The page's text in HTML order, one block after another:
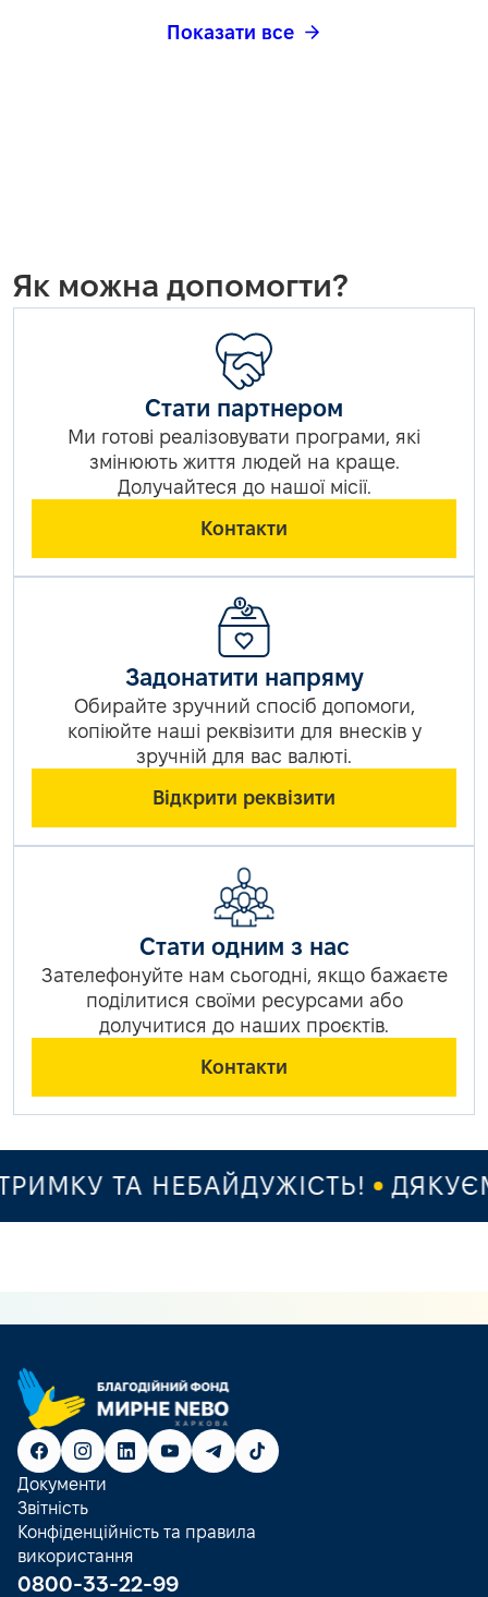
Показати все
Як можна допомогти?
Стати партнером
Ми готові реалізовувати програми, які
змінюють життя людей на краще.
Долучайтеся до нашої місії.
Контакти
Задонатити напряму
Обирайте зручний спосіб допомоги,
копіюйте наші реквізити для внесків у
зручній для вас валюті.
Відкрити реквізити
Стати одним з нас
Зателефонуйте нам сьогодні, якщо бажаєте
поділитися своїми ресурсами або
долучитися до наших проєктів.
Контакти
ТА НЕБАЙДУЖІСТЬ!
Документи
Звітність
Конфіденційність та правила
використання
0800-33-22-99